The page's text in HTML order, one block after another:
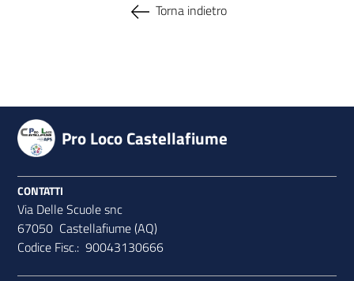
Torna indietro
Pro Loco Castellafiume
CONTATTI
Via Delle Scuole snc
67050 Castellafiume (AQ)
Codice Fisc.: 90043130666